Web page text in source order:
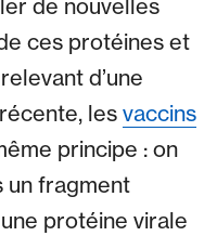
de nouvelles
ces protéines et
d’une
les vaccins
principe : on
un fragment
protéine virale